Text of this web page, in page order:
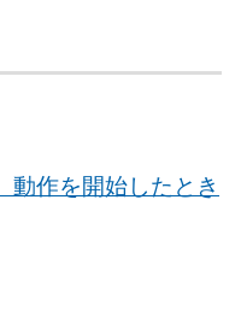
動作を開始したとき